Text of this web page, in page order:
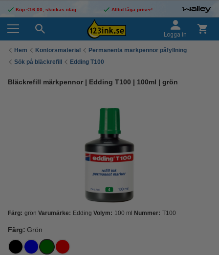
Köp <16:00, skickas idag Alltid låga priser!
Logga in
Hem Kontorsmaterial
Permanenta märkpennor påfyllning
Sök på bläckrefill
Edding T100
Bläckrefill märkpennor | Edding T100 | 100ml | grön
Färg: grön Varumärke: Edding Volym: 100 ml Nummer: T100
Färg: Grön